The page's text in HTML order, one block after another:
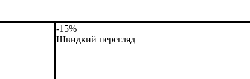
-15%
Швидкий перегляд